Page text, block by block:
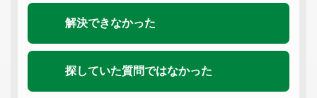
解決できなかった
探していた質問ではなかった